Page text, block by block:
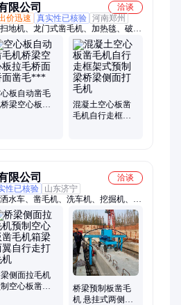
限公司
洽谈
价迅速 真实性已核验 河南郑州
地机、龙门式凿毛机、加热毯、破碎
机、喷浆车、除雪机、注浆机、陶瓷
机、劈裂机、铣挖机、冲剪机、清雪
泵、发热毯、防汛泵、绿篱修剪机
板自动凿毛
梁空心板拉
混凝土空心板凿
毛机自行走框架
限公司
洽谈
性已核验
山东济宁
水车、凿毛机、洗车机、挖掘机、压
、穿线机、穿管机、拔管机、振动
取芯机、研磨机、切管机、压槽机、
切桩机、蒸汽发生器
侧面拉毛机
空心板凿毛
桥梁预制板凿毛
机 悬挂式两侧面